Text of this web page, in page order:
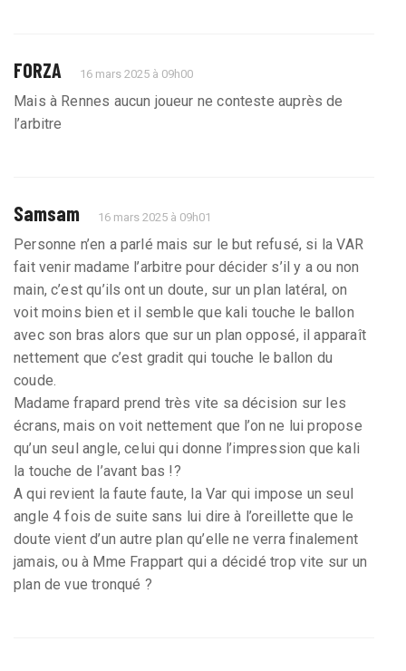
FORZA 16 mars 2025 à 09h00
Mais à Rennes aucun joueur ne conteste auprès de
l’arbitre
Samsam 16 mars 2025 à 09h01
Personne n’en a parlé mais sur le but refusé, si la VAR
fait venir madame l’arbitre pour décider s’il y a ou non
main, c’est qu’ils ont un doute, sur un plan latéral, on
voit moins bien et il semble que kali touche le ballon
avec son bras alors que sur un plan opposé, il apparaît
nettement que c’est gradit qui touche le ballon du
coude.
Madame frapard prend très vite sa décision sur les
écrans, mais on voit nettement que l’on ne lui propose
qu’un seul angle, celui qui donne l’impression que kali
la touche de l’avant bas !?
A qui revient la faute faute, la Var qui impose un seul
angle 4 fois de suite sans lui dire à l’oreillette que le
doute vient d’un autre plan qu’elle ne verra finalement
jamais, ou à Mme Frappart qui a décidé trop vite sur un
plan de vue tronqué ?